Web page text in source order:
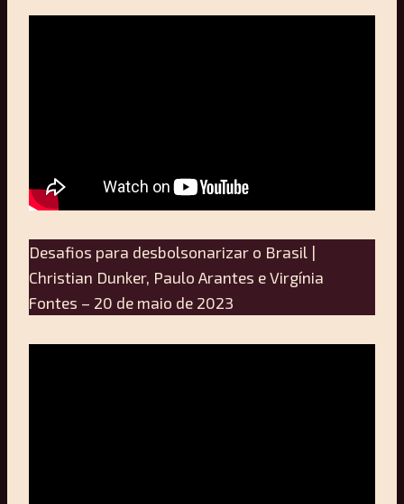
Desafios para desbolsonarizar o Brasil |
Christian Dunker, Paulo Arantes e Virgínia
Fontes – 20 de maio de 2023